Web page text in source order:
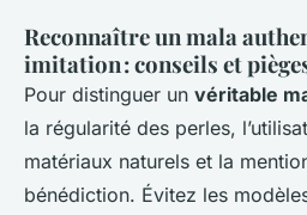
Reconnaître un mala
imitation : conseils et
Pour distinguer un véritable
la régularité des perles,
matériaux naturels et la
bénédiction. Évitez les